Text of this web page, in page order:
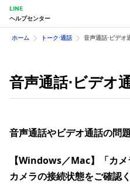
LINE
ヘルプセンター
ホーム トーク⋅通話 音声通話⋅ビデオ
音声通話⋅ビデオ
音声通話やビデオ通話の問題
【Windows／Mac】「カメ
カメラの接続状態をご確認